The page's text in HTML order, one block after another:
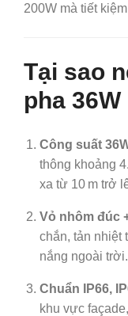
200W mà tiết
Tại sao
pha 36W
Công suất
thông khoảng
xa từ 10 m trở
Vỏ nhôm đúc
chắn, tản nhiệt
nắng ngoài trời.
Chuẩn IP66,
khu vực